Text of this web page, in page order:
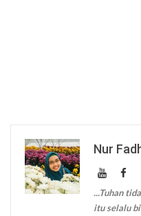
Nur
...Tuhan
itu selalu